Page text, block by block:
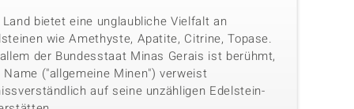
bietet eine unglaubliche Vielfalt an
wie Amethyste, Apatite, Citrine, Topase.
der Bundesstaat Minas Gerais ist berühmt,
Name ("allgemeine Minen") verweist
auf seine unzähligen Edelstein-